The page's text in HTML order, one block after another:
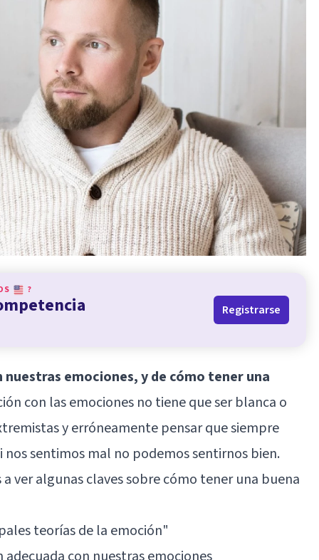
?
Registrarse
nuestras emociones, y de cómo tener una
con las emociones no tiene que ser blanca o
y erróneamente pensar que siempre
sentimos mal no podemos sentirnos bien.
ver algunas claves sobre cómo tener una buena
teorías de la emoción"